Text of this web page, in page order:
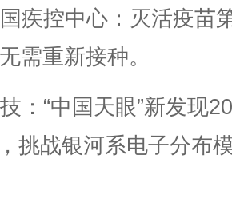
控中心：灭活疫苗
需重新接种。
“中国天眼”新发现
挑战银河系电子分布